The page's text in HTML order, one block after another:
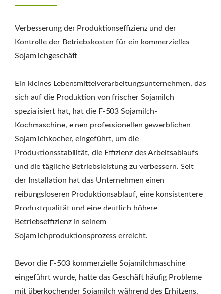
CO., LTD.
Verbesserung der Produktionseffizienz und der
Kontrolle der Betriebskosten für ein kommerzielles
Sojamilchgeschäft
Ein kleines Lebensmittelverarbeitungsunternehmen, das
sich auf die Produktion von frischer Sojamilch
spezialisiert hat, hat die F-503 Sojamilch-
Kochmaschine, einen professionellen gewerblichen
Sojamilchkocher, eingeführt, um die
Produktionsstabilität, die Effizienz des Arbeitsablaufs
und die tägliche Betriebsleistung zu verbessern. Seit
der Installation hat das Unternehmen einen
reibungsloseren Produktionsablauf, eine konsistentere
Produktqualität und eine deutlich höhere
Betriebseffizienz in seinem
Sojamilchproduktionsprozess erreicht.
Bevor die F-503 kommerzielle Sojamilchmaschine
eingeführt wurde, hatte das Geschäft häufig Probleme
mit überkochender Sojamilch während des Erhitzens.